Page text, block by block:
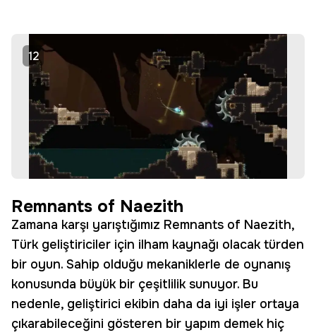
12
Remnants of Naezith
Zamana karşı yarıştığımız Remnants of Naezith,
Türk geliştiriciler için ilham kaynağı olacak türden
bir oyun. Sahip olduğu mekaniklerle de oynanış
konusunda büyük bir çeşitlilik sunuyor. Bu
nedenle, geliştirici ekibin daha da iyi işler ortaya
çıkarabileceğini gösteren bir yapım demek hiç